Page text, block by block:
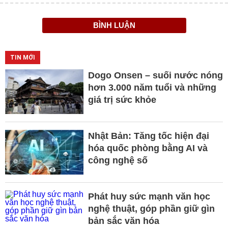
BÌNH LUẬN
TIN MỚI
Dogo Onsen – suối nước nóng
hơn 3.000 năm tuổi và những
giá trị sức khỏe
Nhật Bản: Tăng tốc hiện đại
hóa quốc phòng bằng AI và
công nghệ số
Phát huy sức mạnh văn học
nghệ thuật, góp phần giữ gìn
bản sắc văn hóa